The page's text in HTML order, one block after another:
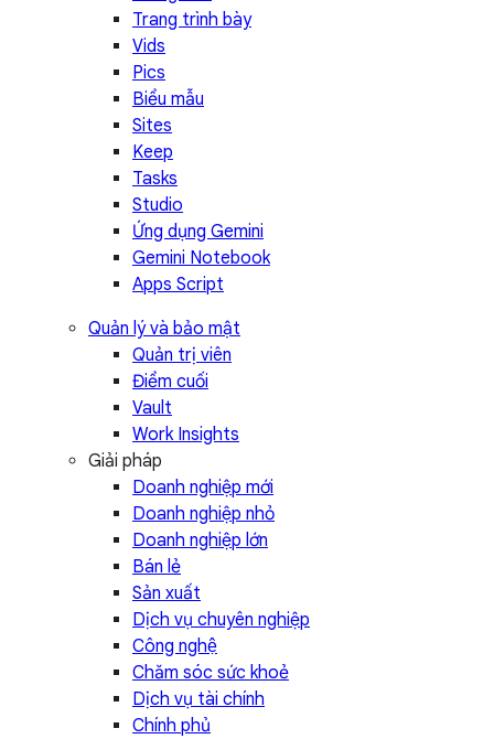
Trang trình bày
Vids
Pics
Biểu mẫu
Sites
Keep
Tasks
Studio
Ứng dụng Gemini
Gemini Notebook
Apps Script
Quản lý và bảo mật
Quản trị viên
Điểm cuối
Vault
Work Insights
Giải pháp
Doanh nghiệp mới
Doanh nghiệp nhỏ
Doanh nghiệp lớn
Bán lẻ
Sản xuất
Dịch vụ chuyên nghiệp
Công nghệ
Chăm sóc sức khoẻ
Dịch vụ tài chính
Chính phủ